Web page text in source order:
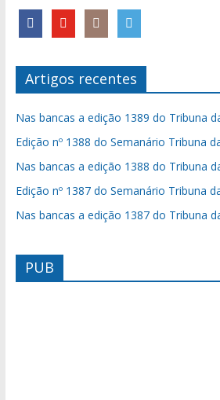
Artigos recentes
Nas bancas a edição 1389 do Tribuna
Edição nº 1388 do Semanário Tribuna
Nas bancas a edição 1388 do Tribuna
Edição nº 1387 do Semanário Tribuna
Nas bancas a edição 1387 do Tribuna
PUB